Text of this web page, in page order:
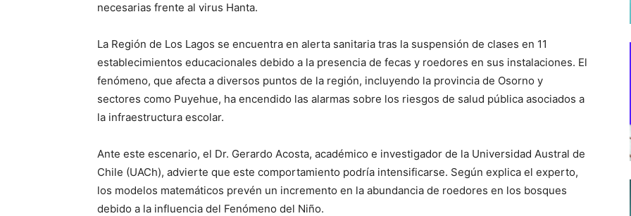
necesarias frente al virus Hanta.
La Región de Los Lagos se encuentra en alerta sanitaria tras la suspensión de clases en 11
establecimientos educacionales debido a la presencia de fecas y roedores en sus instalaciones. El
fenómeno, que afecta a diversos puntos de la región, incluyendo la provincia de Osorno y
sectores como Puyehue, ha encendido las alarmas sobre los riesgos de salud pública asociados a
la infraestructura escolar.
Ante este escenario, el Dr. Gerardo Acosta, académico e investigador de la Universidad Austral de
Chile (UACh), advierte que este comportamiento podría intensificarse. Según explica el experto,
los modelos matemáticos prevén un incremento en la abundancia de roedores en los bosques
debido a la influencia del Fenómeno del Niño.